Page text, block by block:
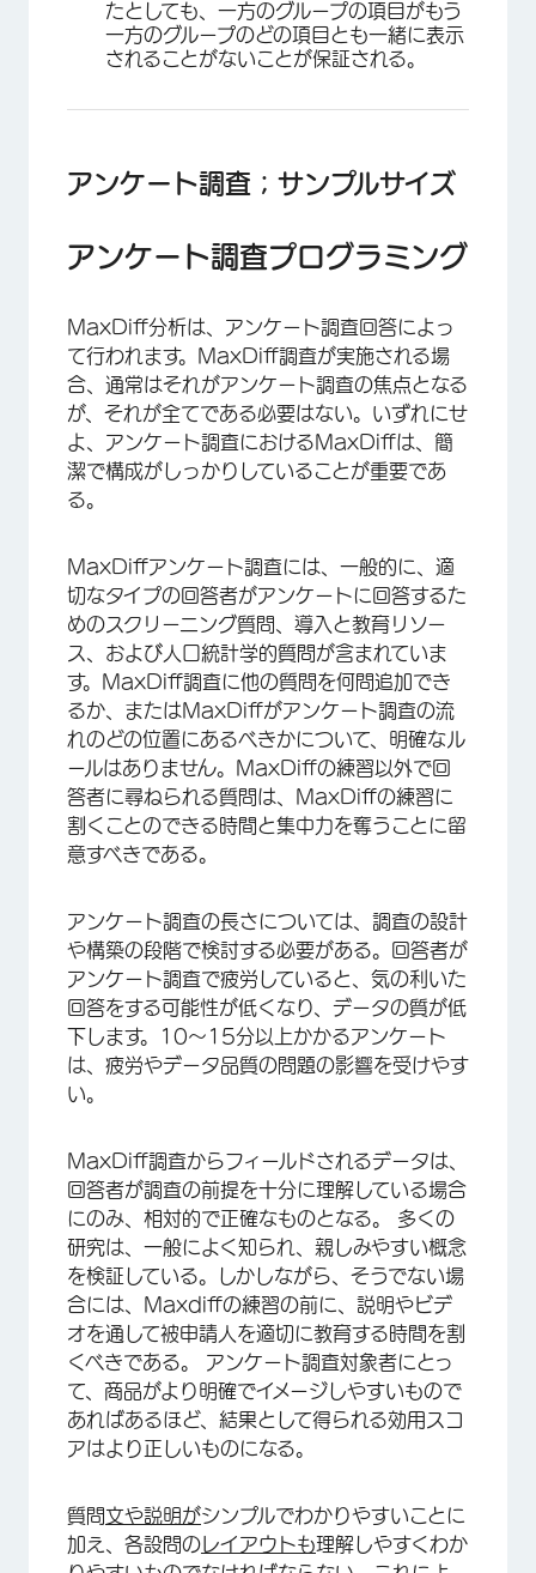
たとしても、一方のグループの項目がもう
一方のグループのどの項目とも一緒に表示
されることがないことが保証される。
アンケート調査；サンプルサイズ
アンケート調査プログラミング
MaxDiff分析は、アンケート調査回答によっ
て行われます。MaxDiff調査が実施される場
合、通常はそれがアンケート調査の焦点となる
が、それが全てである必要はない。いずれにせ
よ、アンケート調査におけるMaxDiffは、簡
潔で構成がしっかりしていることが重要であ
る。
MaxDiffアンケート調査には、一般的に、適
切なタイプの回答者がアンケートに回答するた
めのスクリーニング質問、導入と教育リソー
ス、および人口統計学的質問が含まれていま
す。MaxDiff調査に他の質問を何問追加でき
るか、またはMaxDiffがアンケート調査の流
れのどの位置にあるべきかについて、明確なル
ールはありません。MaxDiffの練習以外で回
答者に尋ねられる質問は、MaxDiffの練習に
割くことのできる時間と集中力を奪うことに留
意すべきである。
アンケート調査の長さについては、調査の設計
や構築の段階で検討する必要がある。回答者が
アンケート調査で疲労していると、気の利いた
回答をする可能性が低くなり、データの質が低
下します。10～15分以上かかるアンケート
は、疲労やデータ品質の問題の影響を受けやす
い。
MaxDiff調査からフィールドされるデータは、
回答者が調査の前提を十分に理解している場合
にのみ、相対的で正確なものとなる。 多くの
研究は、一般によく知られ、親しみやすい概念
を検証している。しかしながら、そうでない場
合には、Maxdiffの練習の前に、説明やビデ
オを通して被申請人を適切に教育する時間を割
くべきである。 アンケート調査対象者にとっ
て、商品がより明確でイメージしやすいもので
あればあるほど、結果として得られる効用スコ
アはより正しいものになる。
質問文や説明がシンプルでわかりやすいことに
加え、各設問の レイアウトも理解しやすくわか